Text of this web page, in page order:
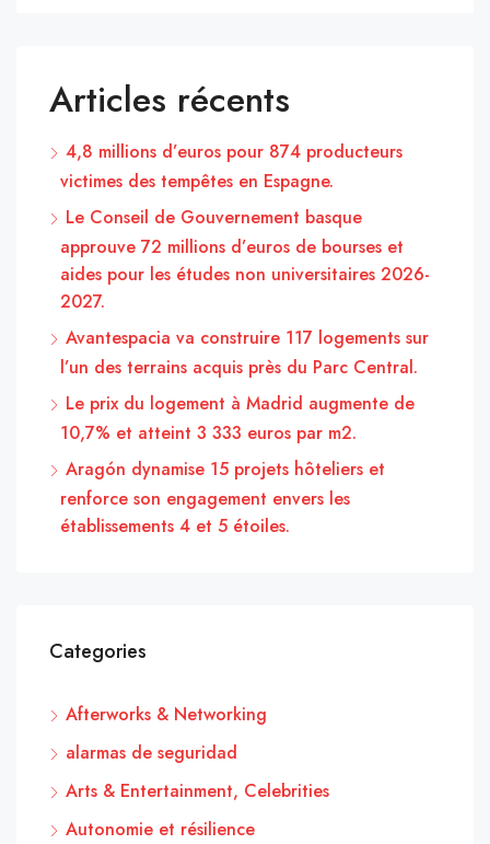
Articles récents
4,8 millions d’euros pour 874 producteurs
victimes des tempêtes en Espagne.
Le Conseil de Gouvernement basque
approuve 72 millions d’euros de bourses et
aides pour les études non universitaires 2026-
2027.
Avantespacia va construire 117 logements sur
l’un des terrains acquis près du Parc Central.
Le prix du logement à Madrid augmente de
10,7% et atteint 3 333 euros par m2.
Aragón dynamise 15 projets hôteliers et
renforce son engagement envers les
établissements 4 et 5 étoiles.
Categories
Afterworks & Networking
alarmas de seguridad
Arts & Entertainment, Celebrities
Autonomie et résilience